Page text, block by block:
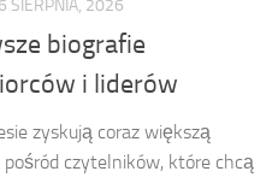
6 SIERPNIA, 2026
biografie
i liderów
zyskują coraz większą
pośród czytelników, które chcą